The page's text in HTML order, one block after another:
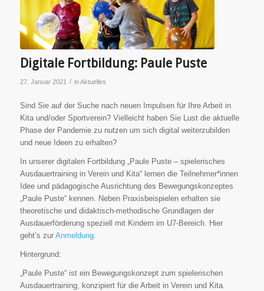
Digitale Fortbildung: Paule Puste
27. Januar 2021 / inAktuelles
Sind Sie auf der Suche nach neuen Impulsen für Ihre Arbeit in
Kita und/oder Sportverein? Vielleicht haben Sie Lust die aktuelle
Phase der Pandemie zu nutzen um sich digital weiterzubilden
und neue Ideen zu erhalten?
In unserer digitalen Fortbildung „Paule Puste – spielerisches
Ausdauertraining in Verein und Kita“ lernen die Teilnehmer*innen
Idee und pädagogische Ausrichtung des Bewegungskonzeptes
„Paule Puste“ kennen. Neben Praxisbeispielen erhalten sie
theoretische und didaktisch-methodische Grundlagen der
Ausdauerförderung speziell mit Kindern im U7-Bereich. Hier
geht’s zur Anmeldung.
Hintergrund:
„Paule Puste“ ist ein Bewegungskonzept zum spielerischen
Ausdauertraining, konzipiert für die Arbeit in Verein und Kita.